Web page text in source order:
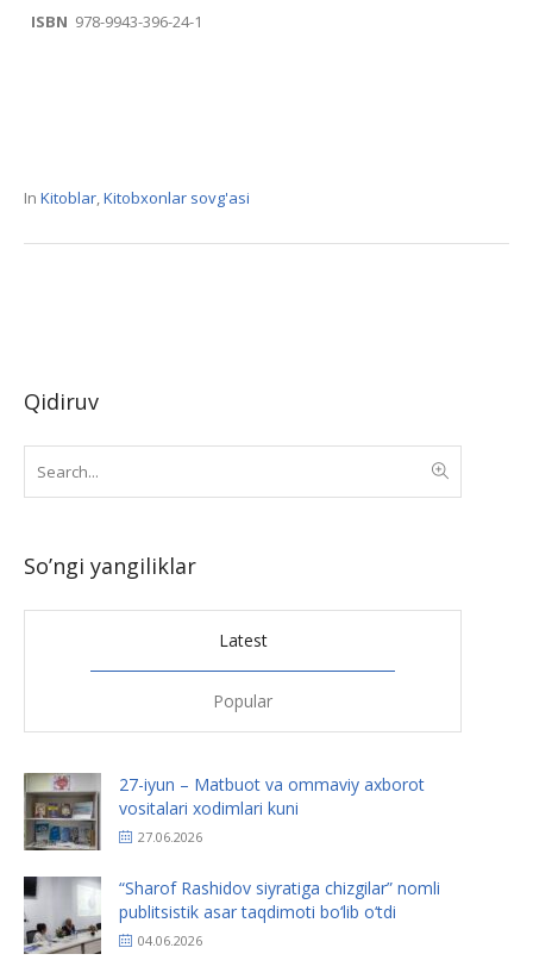
ISBN 978-9943-396-24-1
In Kitoblar,Kitobxonlar sovg'asi
Qidiruv
So’ngi yangiliklar
Latest
Popular
27-iyun – Matbuot va ommaviy axborot
vositalari xodimlari kuni
27.06.2026
“Sharof Rashidov siyratiga chizgilar” nomli
publitsistik asar taqdimoti bo‘lib o‘tdi
04.06.2026